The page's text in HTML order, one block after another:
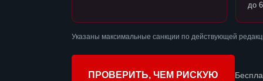
до
Указаны максимальные санкции по действующей
ПРОВЕРИТЬ, ЧЕМ РИСКУЮ